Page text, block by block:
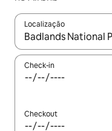
Localização
Quando os
Check-in
Checkout